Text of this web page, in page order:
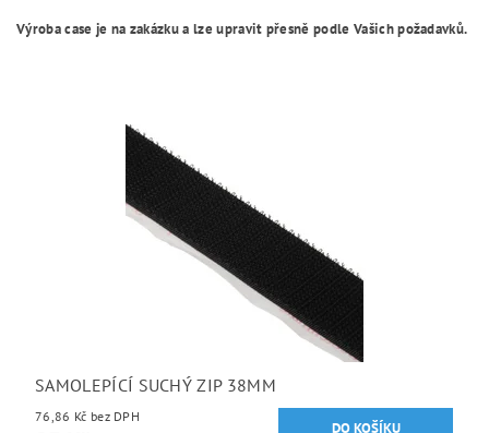
Výroba case je na zakázku a lze upravit přesně podle Vašich požadavků.
SAMOLEPÍCÍ SUCHÝ ZIP 38MM
76,86 Kč bez DPH